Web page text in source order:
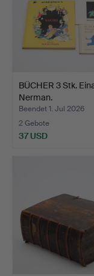
BÜCHER 3 Stk.
Nerman.
Beendet 1. Jul 2026
2 Gebote
37 USD